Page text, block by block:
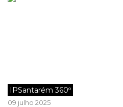
IPSantarém 360º
09 julho 2025